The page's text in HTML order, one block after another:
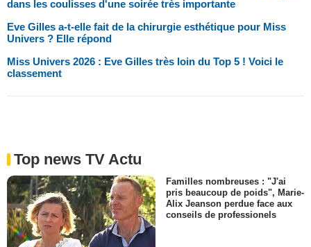
dans les coulisses d'une soirée très importante
Eve Gilles a-t-elle fait de la chirurgie esthétique pour Miss
Univers ? Elle répond
Miss Univers 2026 : Eve Gilles très loin du Top 5 ! Voici le
classement
Top news TV Actu
Familles nombreuses : "J'ai
pris beaucoup de poids", Marie-
Alix Jeanson perdue face aux
conseils de professionels